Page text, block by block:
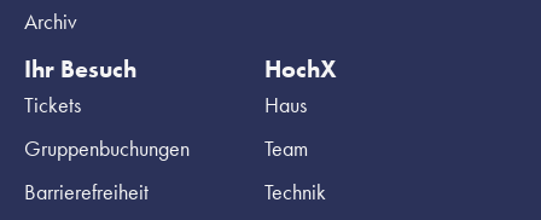
Archiv
Ihr Besuch
Tickets
Gruppenbuchungen
Barrierefreiheit
HochX
Haus
Team
Technik